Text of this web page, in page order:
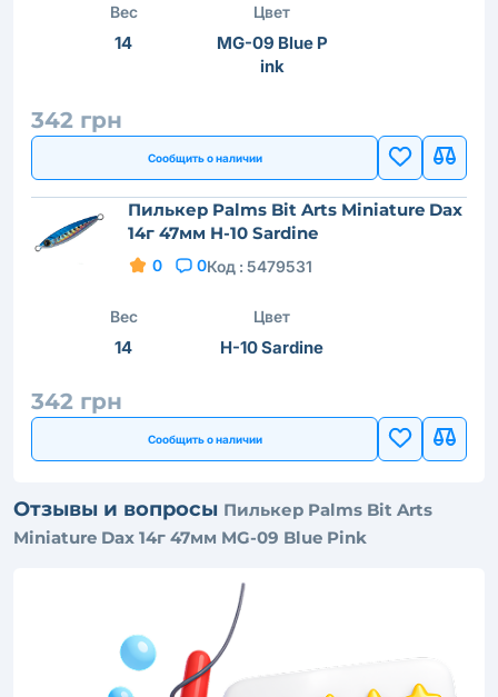
Вес
14
Цвет
MG-09 Blue P
ink
342 грн
Сообщить о наличии
Пилькер Palms Bit Arts Miniature Dax
14г 47мм H-10 Sardine
0 0Код : 5479531
Вес
14
Цвет
H-10 Sardine
342 грн
Сообщить о наличии
Отзывы и вопросы Пилькер Palms Bit Arts
Miniature Dax 14г 47мм MG-09 Blue Pink